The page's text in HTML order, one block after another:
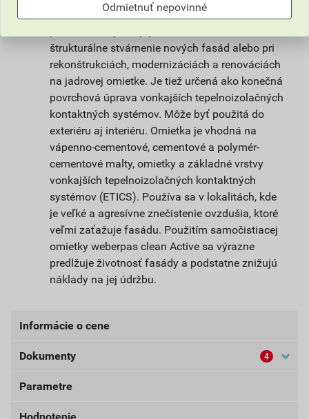
Omietka slúži na ochranu stavby pred
štrukturálne stvárnenie nových fasád alebo pri
rekonštrukciách, modernizáciách a renováciách
na jadrovej omietke. Je tiež určená ako konečná
povrchová úprava vonkajších tepelnoizolačných
kontaktných systémov. Môže byť použitá do
exteriéru aj interiéru. Omietka je vhodná na
vápenno-cementové, cementové a polymér-
cementové malty, omietky a základné vrstvy
vonkajších tepelnoizolačných kontaktných
systémov (ETICS). Používa sa v lokalitách, kde
je veľké a agresívne znečistenie ovzdušia, ktoré
veľmi zaťažuje fasádu. Použitím samočistiacej
omietky weberpas clean Active sa výrazne
predlžuje životnosť fasády a podstatne znižujú
náklady na jej údržbu.
Informácie o cene
Aktuálna predajná cena po zľave 33% z cenníkovej
bez DPH za bal.
Dokumenty 4
Bezpečnostné listy (externí)
Parametre
Odmietnuť nepovinné